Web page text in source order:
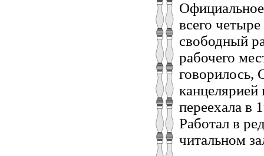
всего
свободный
рабочего
говорилось,
канцелярией
переехала в
Работал в
читальном